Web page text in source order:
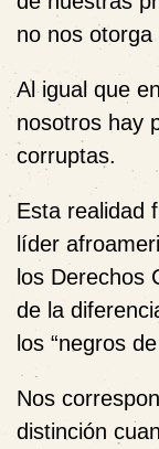
no nos
Al igual que
nosotros hay
corruptas.
Esta realidad
líder
los Derechos
de la
los “negros
Nos
distinción